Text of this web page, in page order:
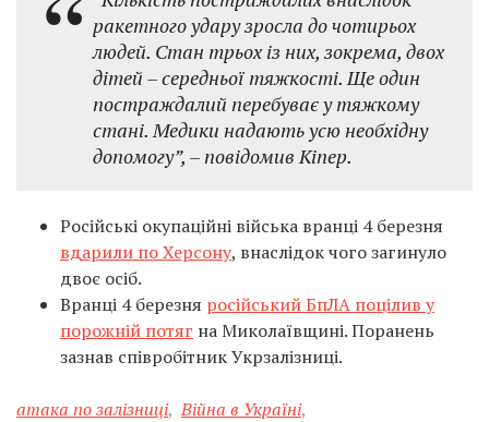
ракетного удару зросла до чотирьох
людей. Стан трьох із них, зокрема, двох
дітей – середньої тяжкості. Ще один
постраждалий перебуває у тяжкому
стані. Медики надають усю необхідну
допомогу”, – повідомив Кіпер.
Російські окупаційні війська вранці 4 березня
вдарили по Херсону, внаслідок чого загинуло
двоє осіб.
Вранці 4 березня російський БпЛА поцілив у
порожній потяг на Миколаївщині. Поранень
зазнав співробітник Укрзалізниці.
атака по залізниці, Війна в Україні,